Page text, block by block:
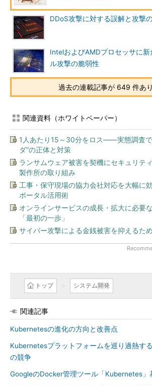
DDoS攻撃に対する誤解と攻撃
IntelおよびAMDプロセッサに
ル攻撃の脆弱性
過去の連載記事が 649 件あ
関連資料（ホワイトペーパー）
1人あたり15～30分をロス――実態調査で
ダ”の正体と対策
ランサムウェア被害を契機にセキュリテ
製作所の取り組み
工事・保守現場の協力会社対応を大幅に
ポータル活用術
オンラインサービスの成長・拡大に必要
「最初の一歩」
サイバー攻撃による金銭被害を抑えるた
トップ システム開発
関連記事
Kubernetesの進化の方向と改善点
Kubernetesプラットフォームを巡り過熱す
の競争
GoogleのDocker管理ツール「Kubernetes」